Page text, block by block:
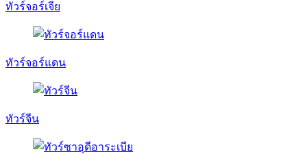
ทัวร์จอร์เจีย
ทัวร์จอร์แดน
ทัวร์จีน